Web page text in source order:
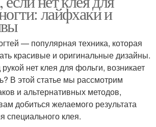
лайфхаки и
— популярная техника, которая
красивые и оригинальные дизайны.
нет клея для фольги, возникает
В этой статье мы рассмотрим
и альтернативных методов,
добиться желаемого результата
специального клея.